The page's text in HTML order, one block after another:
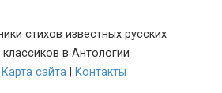
стихов известных русских
в Антологии
Карта сайта
Контакты